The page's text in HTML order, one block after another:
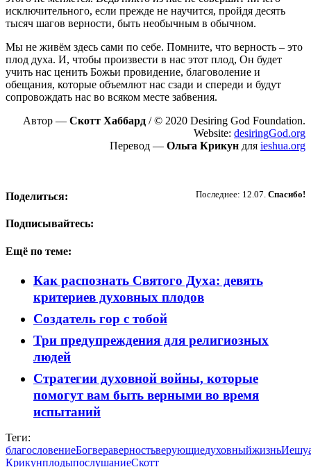
исключительного, если прежде не научится, пройдя десять
тысяч шагов верности, быть необычным в обычном.
Мы не живём здесь сами по себе. Помните, что верность – это
плод духа. И, чтобы произвести в нас этот плод, Он будет
учить нас ценить Божьи провидение, благоволение и
обещания, которые объемлют нас сзади и спереди и будут
сопровождать нас во всяком месте забвения.
Автор — Скотт Хаббард / © 2020 Desiring God Foundation.
Website: desiringGod.org
Перевод — Ольга Крикун для ieshua.org
Последнее: 12.07. Спасибо!
Поделиться:
Подписывайтесь:
Ещё по теме:
Как распознать Святого Духа: девять
критериев духовных плодов
Создатель гор с тобой
Три предупреждения для религиозных
людей
Стратегии духовной войны, которые
помогут вам быть верными во время
испытаний
Теги:
благословениеБогвераверностьверующиедуховныйжизнь
КрикунплодыпослушаниеСкотт